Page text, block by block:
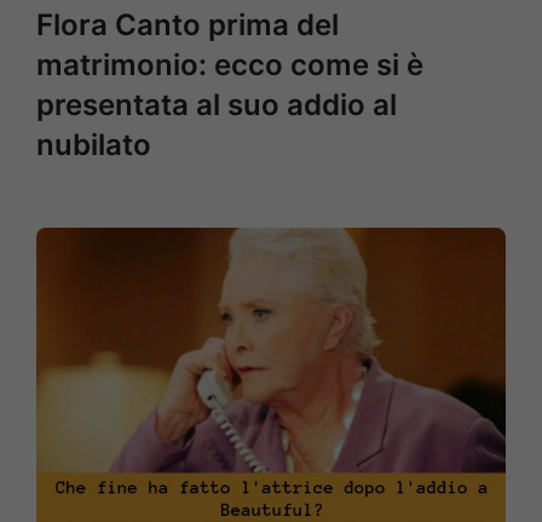
Flora Canto prima del
matrimonio: ecco come si è
presentata al suo addio al
nubilato